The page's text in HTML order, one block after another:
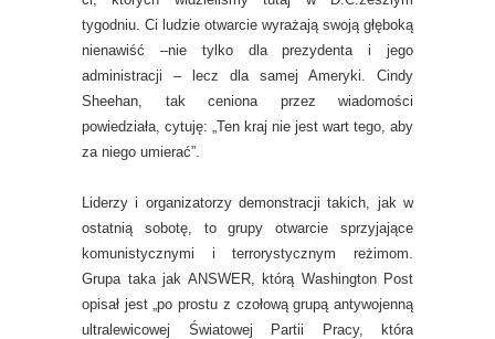
tygodniu. Ci ludzie otwarcie wyrażają swoją głęboką
nienawiść –nie tylko dla prezydenta i jego
administracji – lecz dla samej Ameryki. Cindy
Sheehan, tak ceniona przez wiadomości
powiedziała, cytuję: „Ten kraj nie jest wart tego, aby
za niego umierać”.
Liderzy i organizatorzy demonstracji takich, jak w
ostatnią sobotę, to grupy otwarcie sprzyjające
komunistycznymi i terrorystycznym reżimom.
Grupa taka jak ANSWER, którą Washington Post
opisał jest „po prostu z czołową grupą antywojenną
ultralewicowej Światowej Partii Pracy, która